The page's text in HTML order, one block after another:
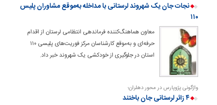
نجات جان یک شهروند لرستانی با مداخله به‌موقع مشاوران پلیس
۱۱۰
معاون هماهنگ‌کننده فرماندهی انتظامی لرستان از اقدام
حرفه‌ای و به‌موقع کارشناسان مرکز فوریت‌های پلیسی ۱۱۰
استان در جلوگیری از خودکشی یک شهروند خبر داد.
واژگونی پژوپارس در محور دهلران؛
۴ زائر لرستانی جان باختند